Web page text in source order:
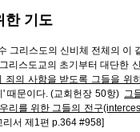
한 기도
그리스도의 신비체 전체의 이
리스도교의 초기부터 대단한
죄의 사함을 받도록 그들을 위
때문이다. (교회헌장 50항) 그
우리를 위한 그들의 전구
리서 제1편 p.364 #958]